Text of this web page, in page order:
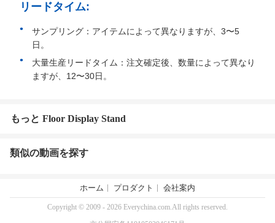
リードタイム:
サンプリング：アイテムによって異なりますが、3〜5
日。
大量生産リードタイム：注文確定後、数量によって異なり
ますが、12〜30日。
もっと Floor Display Stand
類似の動画を探す
ホーム プロダクト 会社案内
Copyright © 2009 - 2026 Everychina.com.All rights reserved.